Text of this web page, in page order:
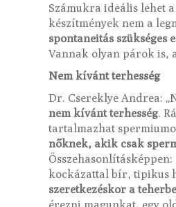
Számukra ideális lehet
készítmények nem a
spontaneitás szükséges
Vannak olyan párok is,
Nem kívánt terhesség
Dr. Csereklye Andrea:
nem kívánt terhesség.
tartalmazhat
nőknek, akik csak
Összehasonlításképpen:
kockázattal bír, tipikus
szeretkezéskor a
érezni magunkat, egy